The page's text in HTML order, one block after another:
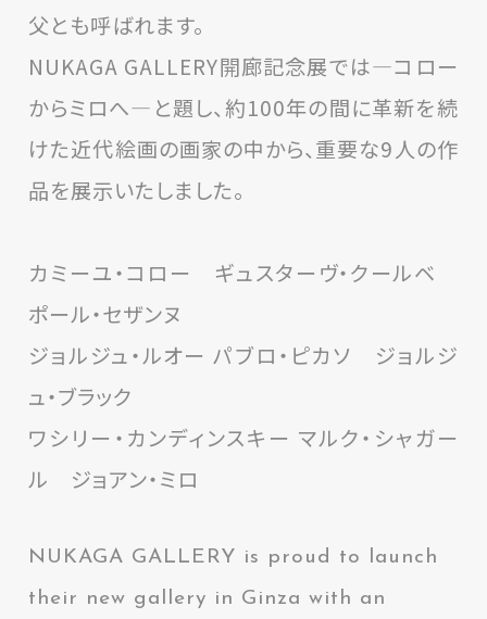
父とも呼ばれます。
NUKAGA GALLERY開廊記念展では―コロー
からミロへ―と題し、約100年の間に革新を続
けた近代絵画の画家の中から、重要な9人の作
品を展示いたしました。
カミーユ・コロー ギュスターヴ・クールベ
ポール・セザンヌ
ジョルジュ・ルオー パブロ・ピカソ ジョルジ
ュ・ブラック
ワシリー・カンディンスキー マルク・シャガー
ル ジョアン・ミロ
NUKAGA GALLERY is proud to launch
their new gallery in Ginza with an